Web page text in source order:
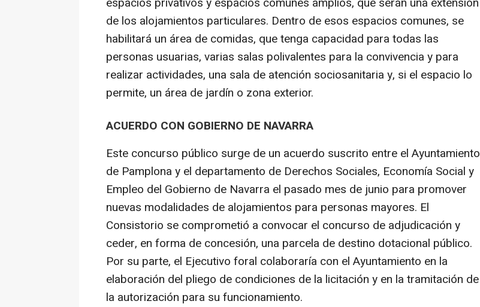
de los alojamientos particulares. Dentro de esos espacios comunes, se
habilitará un área de comidas, que tenga capacidad para todas las
personas usuarias, varias salas polivalentes para la convivencia y para
realizar actividades, una sala de atención sociosanitaria y, si el espacio lo
permite, un área de jardín o zona exterior.
ACUERDO CON GOBIERNO DE NAVARRA
Este concurso público surge de un acuerdo suscrito entre el Ayuntamiento
de Pamplona y el departamento de Derechos Sociales, Economía Social y
Empleo del Gobierno de Navarra el pasado mes de junio para promover
nuevas modalidades de alojamientos para personas mayores. El
Consistorio se comprometió a convocar el concurso de adjudicación y
ceder, en forma de concesión, una parcela de destino dotacional público.
Por su parte, el Ejecutivo foral colaboraría con el Ayuntamiento en la
elaboración del pliego de condiciones de la licitación y en la tramitación de
la autorización para su funcionamiento.